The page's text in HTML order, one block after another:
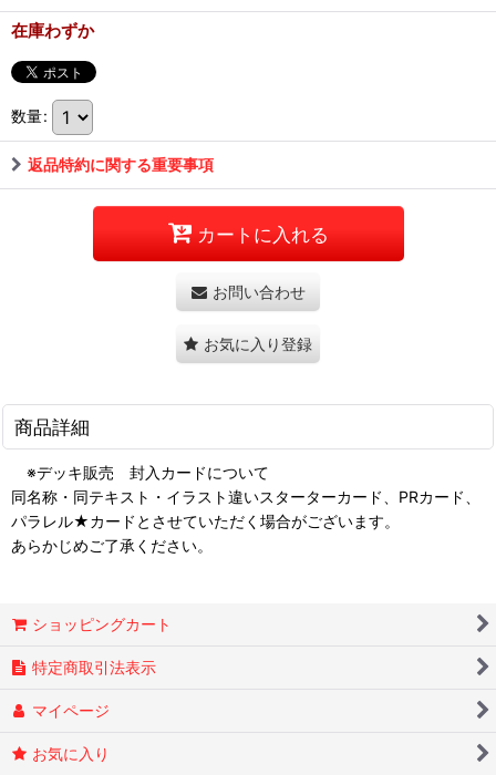
在庫わずか
数量:
返品特約に関する重要事項
カートに入れる
お問い合わせ
お気に入り登録
商品詳細
※デッキ販売 封入カードについて
同名称・同テキスト・イラスト違いスターターカード、PRカード、
パラレル★カードとさせていただく場合がございます。
あらかじめご了承ください。
ショッピングカート
特定商取引法表示
マイページ
お気に入り